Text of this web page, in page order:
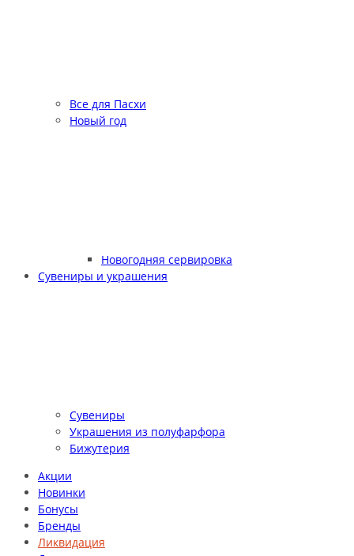
Все для Пасхи
Новый год
Новогодняя сервировка
Сувениры и украшения
Сувениры
Украшения из полуфарфора
Бижутерия
Акции
Новинки
Бонусы
Бренды
Ликвидация